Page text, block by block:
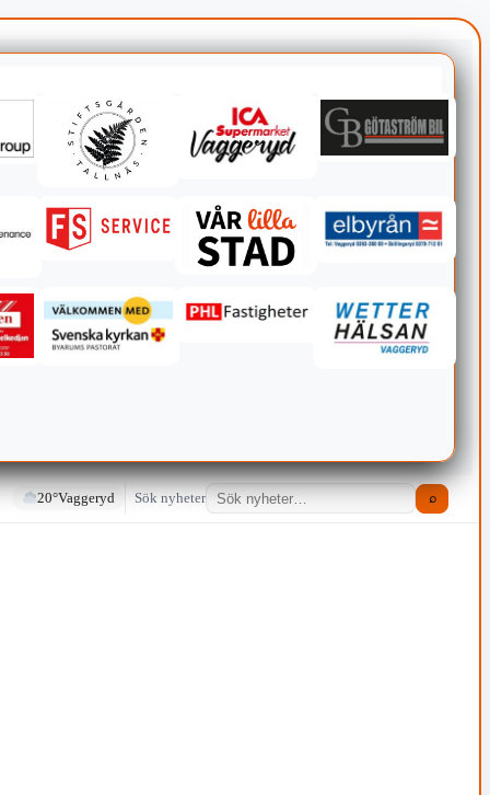
20°Vaggeryd Sök nyheter ⌕